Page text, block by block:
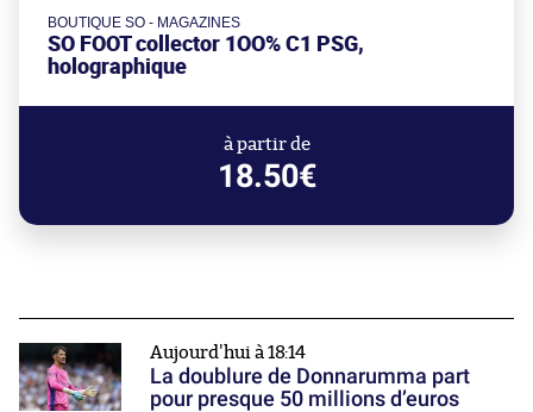
BOUTIQUE SO - MAGAZINES
SO FOOT collector 1OO% C1 PSG,
holographique
à partir de
18.50€
Aujourd'hui à 18:14
La doublure de Donnarumma part
pour presque 50 millions d’euros